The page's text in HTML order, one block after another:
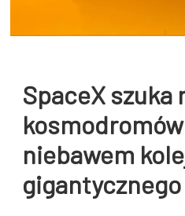
SpaceX szuka
niebawem